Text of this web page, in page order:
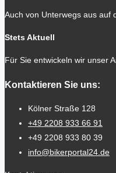
Auch von Unterwegs aus auf
Stets Aktuell
Für Sie entwickeln wir unser
Kontaktieren Sie uns:
Kölner Straße 128
+49 2208 933 66 91
+49 2208 933 80 39
info@bikerportal24.de